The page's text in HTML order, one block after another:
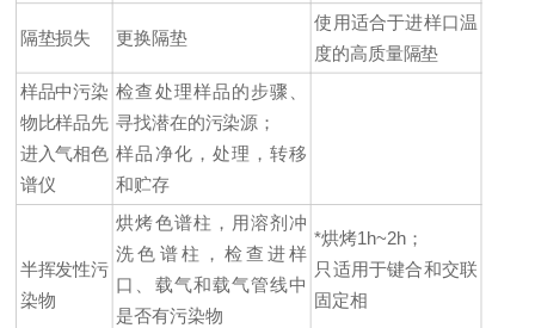
隔垫损失 更换隔垫
使用适合于进样口温
度的高质量隔垫
样品中污染
物比样品先
进入气相色
谱仪
检查处理样品的步骤、
寻找潜在的污染源；
样品净化，处理，转移
和贮存
半挥发性污
染物
烘烤色谱柱，用溶剂冲
洗色谱柱，检查进样
口、载气和载气管线中
是否有污染物
*烘烤1h~2h；
只适用于键合和交联
固定相